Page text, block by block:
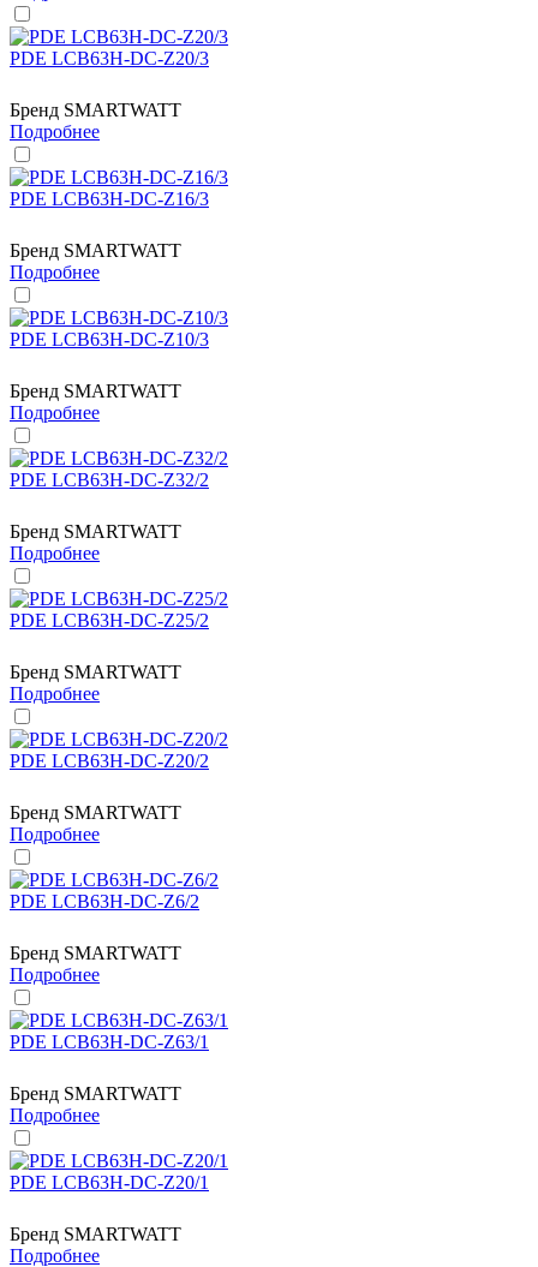
PDE LCB63H-DC-Z20/3
Бренд SMARTWATT
Подробнее
PDE LCB63H-DC-Z16/3
Бренд SMARTWATT
Подробнее
PDE LCB63H-DC-Z10/3
Бренд SMARTWATT
Подробнее
PDE LCB63H-DC-Z32/2
Бренд SMARTWATT
Подробнее
PDE LCB63H-DC-Z25/2
Бренд SMARTWATT
Подробнее
PDE LCB63H-DC-Z20/2
Бренд SMARTWATT
Подробнее
PDE LCB63H-DC-Z6/2
Бренд SMARTWATT
Подробнее
PDE LCB63H-DC-Z63/1
Бренд SMARTWATT
Подробнее
PDE LCB63H-DC-Z20/1
Бренд SMARTWATT
Подробнее